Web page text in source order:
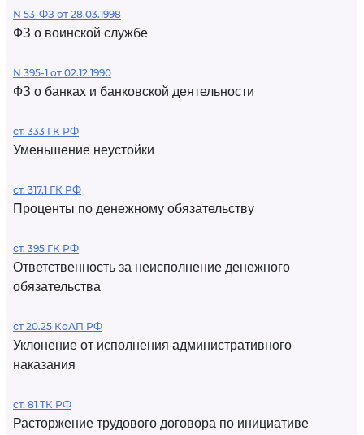
N 53-ФЗ от 28.03.1998
ФЗ о воинской службе
N 395-1 от 02.12.1990
ФЗ о банках и банковской деятельности
ст. 333 ГК РФ
Уменьшение неустойки
ст. 317.1 ГК РФ
Проценты по денежному обязательству
ст. 395 ГК РФ
Ответственность за неисполнение денежного
обязательства
ст 20.25 КоАП РФ
Уклонение от исполнения административного
наказания
ст. 81 ТК РФ
Расторжение трудового договора по инициативе